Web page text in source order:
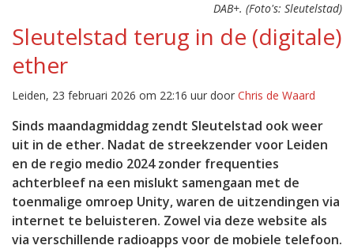
DAB+. (Foto's: Sleutelstad)
Sleutelstad terug in de (digitale)
ether
Leiden, 23 februari 2026 om 22:16 uur door Chris de Waard
Sinds maandagmiddag zendt Sleutelstad ook weer
uit in de ether. Nadat de streekzender voor Leiden
en de regio medio 2024 zonder frequenties
achterbleef na een mislukt samengaan met de
toenmalige omroep Unity, waren de uitzendingen via
internet te beluisteren. Zowel via deze website als
via verschillende radioapps voor de mobiele telefoon.